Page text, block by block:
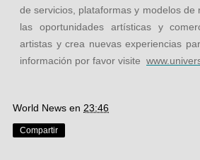
de servicios, plataformas y modelos de
las oportunidades artísticas y
artistas y crea nuevas experiencias
información por favor visite
World News en 23:46
Compartir